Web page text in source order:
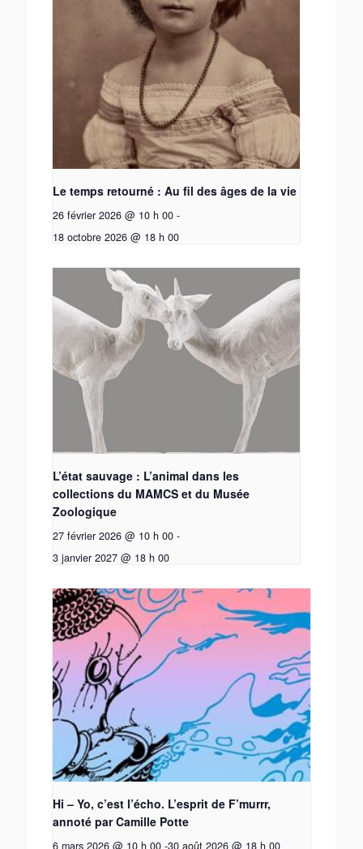
Le temps retourné : Au fil des âges de la vie
26 février 2026 @ 10 h 00 -
18 octobre 2026 @ 18 h 00
L’état sauvage : L’animal dans les
collections du MAMCS et du Musée
Zoologique
27 février 2026 @ 10 h 00 -
3 janvier 2027 @ 18 h 00
Hi – Yo, c’est l’écho. L’esprit de F’murrr,
annoté par Camille Potte
6 mars 2026 @ 10 h 00 -30 août 2026 @ 18 h 00